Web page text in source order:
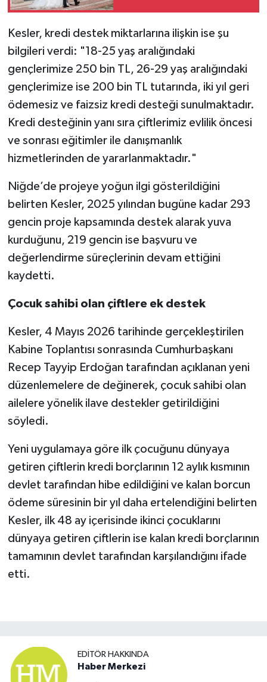
Kesler, kredi destek miktarlarına ilişkin ise şu
bilgileri verdi: "18-25 yaş aralığındaki
gençlerimize 250 bin TL, 26-29 yaş aralığındaki
gençlerimize ise 200 bin TL tutarında, iki yıl geri
ödemesiz ve faizsiz kredi desteği sunulmaktadır.
Kredi desteğinin yanı sıra çiftlerimiz evlilik öncesi
ve sonrası eğitimler ile danışmanlık
hizmetlerinden de yararlanmaktadır."
Niğde’de projeye yoğun ilgi gösterildiğini
belirten Kesler, 2025 yılından bugüne kadar 293
gencin proje kapsamında destek alarak yuva
kurduğunu, 219 gencin ise başvuru ve
değerlendirme süreçlerinin devam ettiğini
kaydetti.
Çocuk sahibi olan çiftlere ek destek
Kesler, 4 Mayıs 2026 tarihinde gerçekleştirilen
Kabine Toplantısı sonrasında Cumhurbaşkanı
Recep Tayyip Erdoğan tarafından açıklanan yeni
düzenlemelere de değinerek, çocuk sahibi olan
ailelere yönelik ilave destekler getirildiğini
söyledi.
Yeni uygulamaya göre ilk çocuğunu dünyaya
getiren çiftlerin kredi borçlarının 12 aylık kısmının
devlet tarafından hibe edildiğini ve kalan borcun
ödeme süresinin bir yıl daha ertelendiğini belirten
Kesler, ilk 48 ay içerisinde ikinci çocuklarını
dünyaya getiren çiftlerin ise kalan kredi borçlarının
tamamının devlet tarafından karşılandığını ifade
etti.
EDITÖR HAKKINDA
Haber Merkezi